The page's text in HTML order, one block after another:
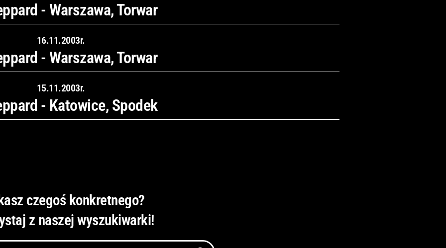
- Warszawa, Torwar
16.11.2003r.
- Warszawa, Torwar
15.11.2003r.
- Katowice, Spodek
czegoś konkretnego?
z naszej wyszukiwarki!